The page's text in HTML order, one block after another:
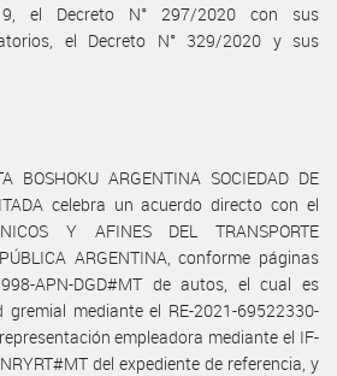
el Decreto N° 297/2020 con sus
el Decreto N° 329/2020 y sus
BOSHOKU ARGENTINA SOCIEDAD DE
celebra un acuerdo directo con el
Y AFINES DEL TRANSPORTE
ARGENTINA, conforme páginas
APN-DGD#MT de autos, el cual es
mediante el RE-2021-69522330-
empleadora mediante el IF-
del expediente de referencia, y